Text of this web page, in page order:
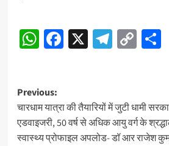
Post
Navigation
WhatsApp
Facebook
X
Copy
Post
navigation
Previous:
चारधाम यात्रा की तैयारियों में जुटी धामी
एडवाइजरी, 50 वर्ष से अधिक आयु वर्ग के
स्वास्थ्य प्रोफाइल अपलोड- डॉ आर राजेश